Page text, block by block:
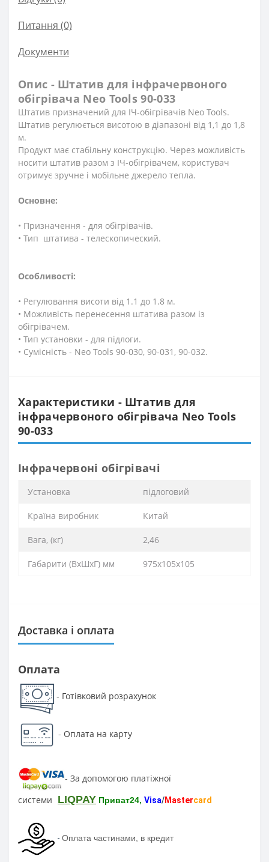
Питання (0)
Документи
Опис - Штатив для інфрачервоного
обігрівача Neo Tools 90-033
Штатив призначений для ІЧ-обігрівачів Neo Tools.
Штатив регулюється висотою в діапазоні від 1,1 до 1,8
м.
Продукт має стабільну конструкцію. Через можливість
носити штатив разом з ІЧ-обігрівачем, користувач
отримує зручне і мобільне джерело тепла.
Основне:
• Призначення - для обігрівачів.
• Тип штатива - телескопический.
Особливості:
• Регулювання висоти від 1.1 до 1.8 м.
• Можливість перенесення штатива разом із
обігрівачем.
• Тип установки - для підлоги.
• Сумісність - Neo Tools 90-030, 90-031, 90-032.
Характеристики - Штатив для
інфрачервоного обігрівача Neo Tools
90-033
Інфрачервоні обігрівачі
Установка підлоговий
Країна виробник Китай
Вага, (кг) 2,46
Габарити (ВхШхГ) мм 975х105х105
Доставка і оплата
Оплата
- Готівковий розрахунок
- Оплата на карту
- За допомогою платіжної
системи LIQPAY Приват24, Visa/Mastercard
- Оплата частинами, в кредит